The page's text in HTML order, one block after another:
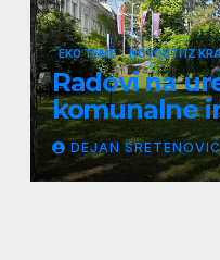
EKO TEME NOVOSTI IZ
Radovi na
komunalne
DEJAN SRETENOVIC